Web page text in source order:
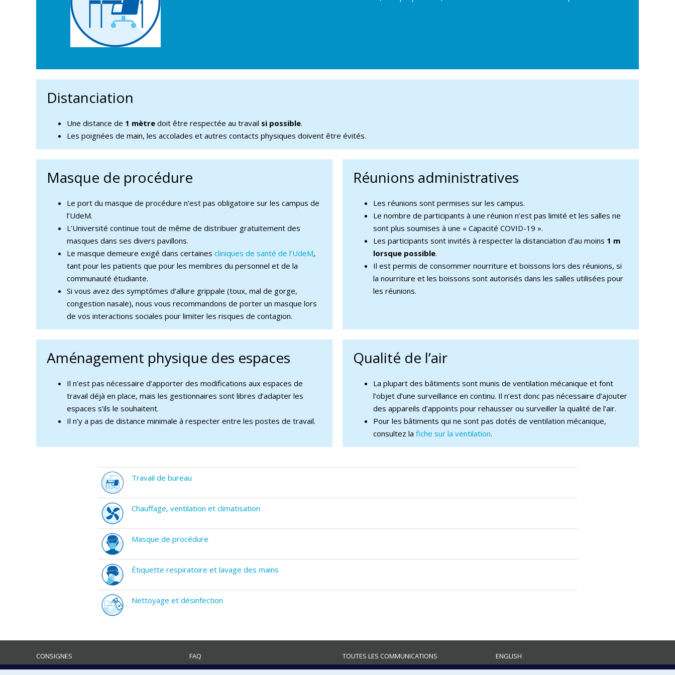
Distanciation
Une distance de 1 mètre doit être respectée au travail si possible.
Les poignées de main, les accolades et autres contacts physiques doivent être évités.
Masque de procédure
Le port du masque de procédure n’est pas obligatoire sur les campus de
l’UdeM.
L’Université continue tout de même de distribuer gratuitement des
masques dans ses divers pavillons.
Le masque demeure exigé dans certaines cliniques de santé de l’UdeM,
tant pour les patients que pour les membres du personnel et de la
communauté étudiante.
Si vous avez des symptômes d’allure grippale (toux, mal de gorge,
congestion nasale), nous vous recommandons de porter un masque lors
de vos interactions sociales pour limiter les risques de contagion.
Réunions administratives
Les réunions sont permises sur les campus.
Le nombre de participants à une réunion n’est pas limité et les salles ne
sont plus soumises à une « Capacité COVID-19 ».
Les participants sont invités à respecter la distanciation d’au moins 1 m
lorsque possible.
Il est permis de consommer nourriture et boissons lors des réunions, si
la nourriture et les boissons sont autorisés dans les salles utilisées pour
les réunions.
Aménagement physique des espaces
Il n’est pas nécessaire d’apporter des modifications aux espaces de
travail déjà en place, mais les gestionnaires sont libres d’adapter les
espaces s’ils le souhaitent.
Il n’y a pas de distance minimale à respecter entre les postes de travail.
Qualité de l’air
La plupart des bâtiments sont munis de ventilation mécanique et font
l’objet d’une surveillance en continu. Il n’est donc pas nécessaire d’ajouter
des appareils d’appoints pour rehausser ou surveiller la qualité de l’air.
Pour les bâtiments qui ne sont pas dotés de ventilation mécanique,
consultez la fiche sur la ventilation.
Travail de bureau
Chauffage, ventilation et climatisation
Masque de procédure
Étiquette respiratoire et lavage des mains
Nettoyage et désinfection
CONSIGNES FAQ TOUTES LES COMMUNICATIONS ENGLISH